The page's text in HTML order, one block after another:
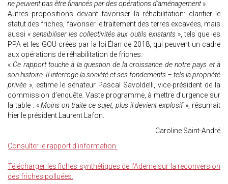
ne peuvent pas être financés par des opérations d’aménagement».
Autres propositions devant favoriser la réhabilitation: clarifier le
statut des friches, favoriser le traitement des terres excavées, mais
aussi « sensibiliser les collectivités aux outils existants», tels que les
PPA et les GOU crées par la loi Élan de 2018, qui peuvent un cadre
aux opérations de réhabilitation de friches.
« Ce rapport touche à la question de la croissance de notre pays et à
son histoire. Il interroge la société et ses fondements – tels la propriété
privée », estime le sénateur Pascal Savoldelli, vice-président de la
commission d’enquête. Vaste programme, à mettre d’urgence sur
la table : «Moins on traite ce sujet, plus il devient explosif », résumait
hier le président Laurent Lafon.
Caroline Saint-André
Consulter le rapport d’information.
Télécharger les fiches synthétiques de l’Ademe sur la reconversion
des friches polluées.